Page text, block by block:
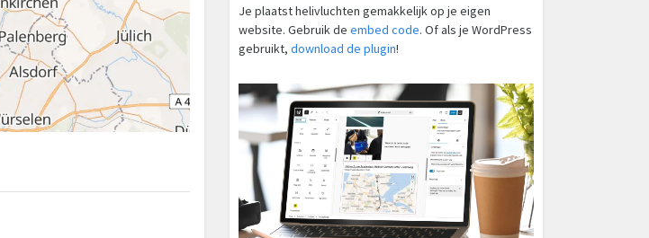
Je plaatst helivluchten gemakkelijk op je eigen
website. Gebruik de embed code. Of als je WordPress
gebruikt, download de plugin!